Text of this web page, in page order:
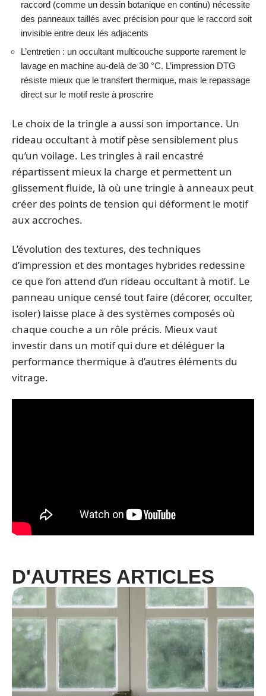
raccord (comme un dessin botanique en continu) nécessite
des panneaux taillés avec précision pour que le raccord soit
invisible entre deux lés adjacents
L’entretien : un occultant multicouche supporte rarement le
lavage en machine au-delà de 30 °C. L’impression DTG
résiste mieux que le transfert thermique, mais le repassage
direct sur le motif reste à proscrire
Le choix de la tringle a aussi son importance. Un
rideau occultant à motif pèse sensiblement plus
qu’un voilage. Les tringles à rail encastré
répartissent mieux la charge et permettent un
glissement fluide, là où une tringle à anneaux peut
créer des points de tension qui déforment le motif
aux accroches.
L’évolution des textures, des techniques
d’impression et des montages hybrides redessine
ce que l’on attend d’un rideau occultant à motif. Le
panneau unique censé tout faire (décorer, occulter,
isoler) laisse place à des systèmes composés où
chaque couche a un rôle précis. Mieux vaut
investir dans un motif qui dure et déléguer la
performance thermique à d’autres éléments du
vitrage.
D'AUTRES ARTICLES